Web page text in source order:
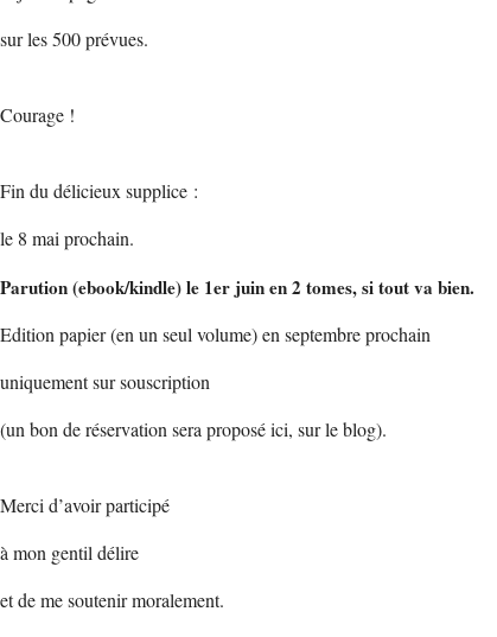
sur les 500 prévues.
Courage !
Fin du délicieux supplice :
le 8 mai prochain.
Parution (ebook/kindle) le 1er juin en 2 tomes, si tout va bien.
Edition papier (en un seul volume) en septembre prochain
uniquement sur souscription
(un bon de réservation sera proposé ici, sur le blog).
Merci d’avoir participé
à mon gentil délire
et de me soutenir moralement.